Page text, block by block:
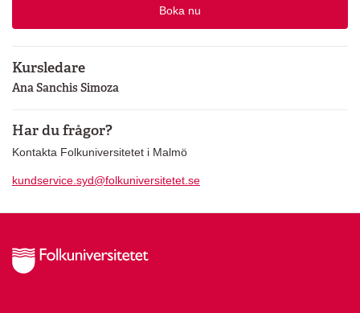
Boka nu
Kursledare
Ana Sanchis Simoza
Har du frågor?
Kontakta Folkuniversitetet i Malmö
kundservice.syd@folkuniversitetet.se